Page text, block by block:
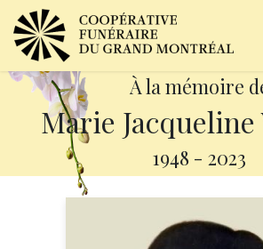
À la mémoire
Marie
1948 - 2023